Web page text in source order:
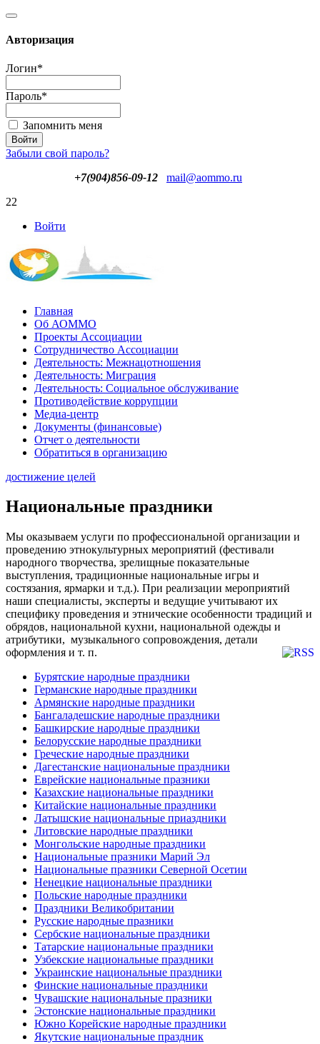
Авторизация
Логин*
Пароль*
Запомнить меня
Забыли свой пароль?
+7(904)856-09-12
mail@aommo.ru
22
Войти
Главная
Об АОММО
Проекты Ассоциации
Сотрудничество Ассоциации
Деятельность: Межнацотношения
Деятельность: Миграция
Деятельность: Социальное обслуживание
Противодействие коррупции
Медиа-центр
Документы (финансовые)
Отчет о деятельности
Обратиться в организацию
достижение целей
Национальные праздники
Мы оказываем услуги по профессиональной организации и
проведению этнокультурных мероприятий (фестивали
народного творчества, зрелищные показательные
выступления, традиционные национальные игры и
состязания, ярмарки и т.д.). При реализации мероприятий
наши специалисты, эксперты и ведущие учитывают их
специфику проведения и этнические особенности традиций и
обрядов, национальной кухни, национальной одежды и
атрибутики, музыкального сопровождения, детали
оформления и т. п.
Бурятские народные праздники
Германские народные праздники
Армянские народные праздники
Бангаладешские народные праздники
Башкирские народные праздники
Белорусские народные праздники
Греческие народные праздники
Дагестанские национальные праздники
Еврейские национальные празники
Казахские национальные праздники
Китайские национальные праздники
Латышские национальные приаздники
Литовские народные праздники
Монгольские народные праздники
Национальные празники Марий Эл
Национальные празники Северной Осетии
Ненецкие национальные праздники
Польские народные праздники
Праздники Великобритании
Русские народные празники
Сербские национальные праздники
Татарские национальные праздники
Узбекские национальные праздники
Украинские национальные праздники
Финские национальные праздники
Чувашские национальные празники
Эстонские национальные праздники
Южно Корейские народные праздники
Якутские национальные праздник